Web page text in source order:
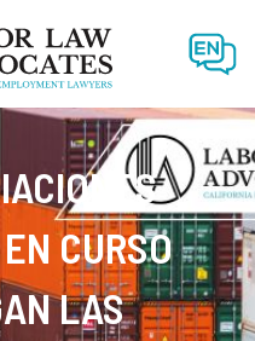
EN
CURSO
LAS